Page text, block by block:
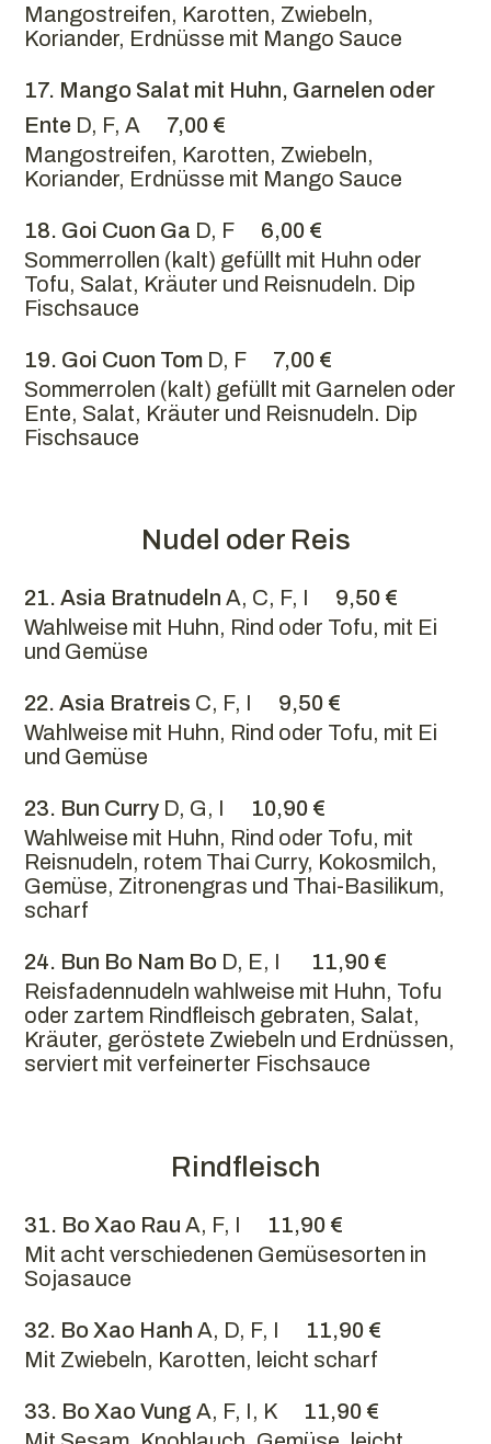
Mangostreifen, Karotten, Zwiebeln,
Koriander, Erdnüsse mit Mango Sauce
17. Mango Salat mit Huhn, Garnelen oder
Ente D, F, A 7,00 €
Mangostreifen, Karotten, Zwiebeln,
Koriander, Erdnüsse mit Mango Sauce
18. Goi Cuon Ga D, F 6,00 €
Sommerrollen (kalt) gefüllt mit Huhn oder
Tofu, Salat, Kräuter und Reisnudeln. Dip
Fischsauce
19. Goi Cuon Tom D, F 7,00 €
Sommerrolen (kalt) gefüllt mit Garnelen oder
Ente, Salat, Kräuter und Reisnudeln. Dip
Fischsauce
Nudel oder Reis
21. Asia Bratnudeln A, C, F, I 9,50 €
Wahlweise mit Huhn, Rind oder Tofu, mit Ei
und Gemüse
22. Asia Bratreis C, F, I 9,50 €
Wahlweise mit Huhn, Rind oder Tofu, mit Ei
und Gemüse
23. Bun Curry D, G, I 10,90 €
Wahlweise mit Huhn, Rind oder Tofu, mit
Reisnudeln, rotem Thai Curry, Kokosmilch,
Gemüse, Zitronengras und Thai-Basilikum,
scharf
24. Bun Bo Nam Bo D, E, I 11,90 €
Reisfadennudeln wahlweise mit Huhn, Tofu
oder zartem Rindfleisch gebraten, Salat,
Kräuter, geröstete Zwiebeln und Erdnüssen,
serviert mit verfeinerter Fischsauce
Rindfleisch
31. Bo Xao Rau A, F, I 11,90 €
Mit acht verschiedenen Gemüsesorten in
Sojasauce
32. Bo Xao Hanh A, D, F, I 11,90 €
Mit Zwiebeln, Karotten, leicht scharf
33. Bo Xao Vung A, F, I, K 11,90 €